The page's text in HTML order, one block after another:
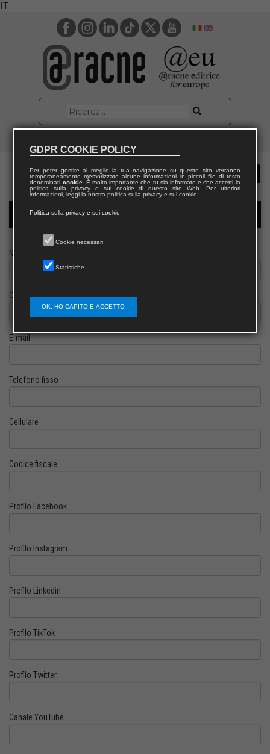
IT
Modulo richiesta saggio docente
Nome
Cognome
E-mail
Telefono fisso
Cellulare
Codice fiscale
Profilo Facebook
Profilo Instagram
Profilo Linkedin
Profilo TikTok
Profilo Twitter
Canale YouTube
GDPR COOKIE POLICY
Per poter gestire al meglio la tua navigazione su questo sito verranno
temporaneamente memorizzate alcune informazioni in piccoli file di testo
denominati cookie. È molto importante che tu sia informato e che accetti la
politica sulla privacy e sui cookie di questo sito Web. Per ulteriori
informazioni, leggi la nostra politica sulla privacy e sui cookie.
Politica sulla privacy e sui cookie
Cookie necessari
Statistiche
OK, HO CAPITO E ACCETTO